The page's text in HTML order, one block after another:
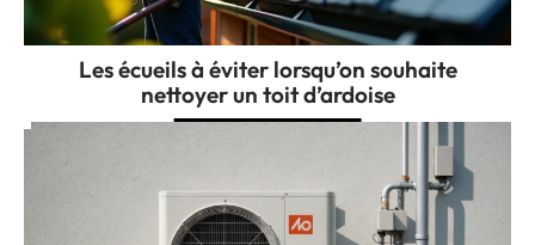
Les écueils à éviter lorsqu’on souhaite
nettoyer un toit d’ardoise